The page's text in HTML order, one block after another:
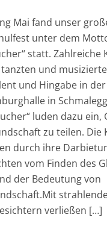
Mai fand unser
unter dem
statt. Zahlreiche
tanzten und
und Hingabe in der
in
luden dazu ein,
zu teilen. Die
durch ihre
vom Finden des
der Bedeutung von
verließen […]